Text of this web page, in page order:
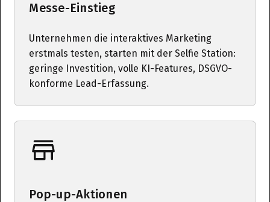
Messe-Einstieg
Unternehmen die interaktives Marketing
erstmals testen, starten mit der Selfie Station:
geringe Investition, volle KI-Features, DSGVO-
konforme Lead-Erfassung.
Pop-up-Aktionen